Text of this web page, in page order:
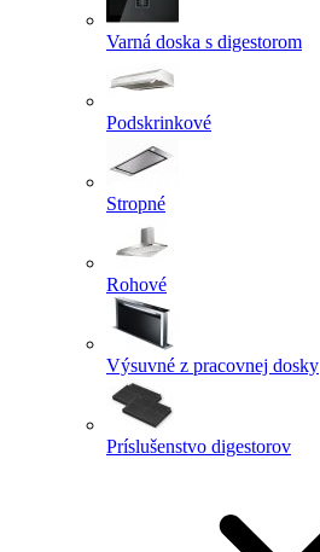
Varná doska s digestorom
Podskrinkové
Stropné
Rohové
Výsuvné z pracovnej dosky
Príslušenstvo digestorov